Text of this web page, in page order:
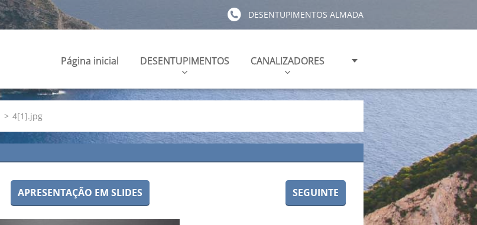
DESENTUPIMENTOS ALMADA
Página inicial DESENTUPIMENTOS CANALIZADORES
> 4[1].jpg
APRESENTAÇÃO EM SLIDES SEGUINTE